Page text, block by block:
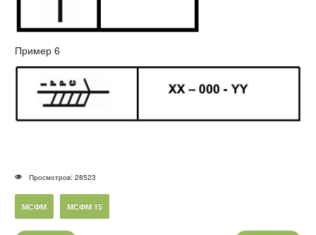
Пример 6
Просмотров: 28523
МСФМ МСФМ 15